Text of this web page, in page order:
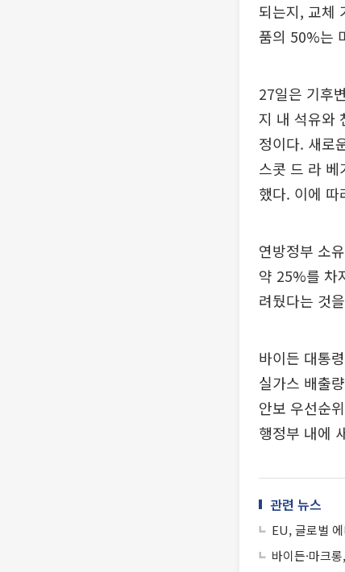
되는지, 교체
품의 50%는
27일은 기후
지 내 석유와
정이다. 새로
스콧 드 라
했다. 이에
연방정부 소
약 25%를 차
려뒀다는 것
바이든 대통
실가스 배출
안보 우선순
행정부 내에
관련 뉴스
EU, 글로벌
바이든·마크